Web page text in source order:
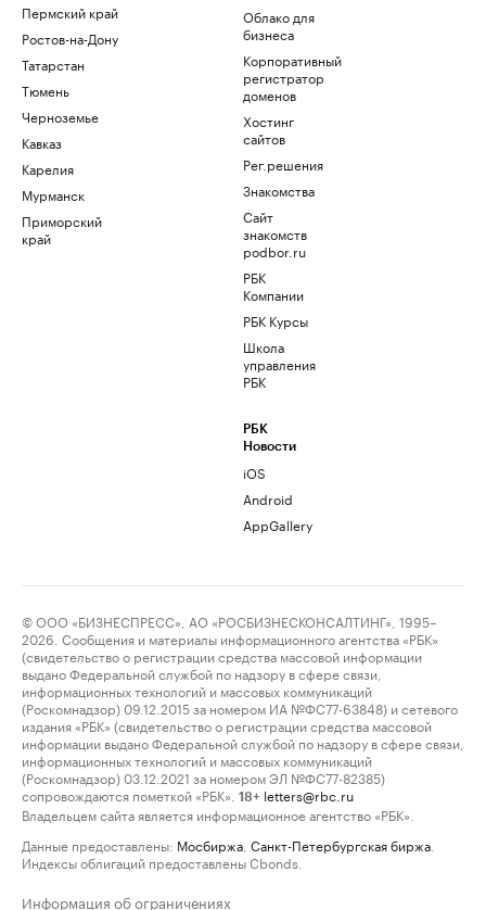
Пермский край
Ростов-на-Дону
Татарстан
Тюмень
Черноземье
Кавказ
Карелия
Мурманск
Приморский
край
Облако для
бизнеса
Корпоративный
регистратор
доменов
Хостинг
сайтов
Рег.решения
Знакомства
Сайт
знакомств
podbor.ru
РБК
Компании
РБК Курсы
Школа
управления
РБК
РБК
Новости
iOS
Android
AppGallery
© ООО «БИЗНЕСПРЕСС», АО «РОСБИЗНЕСКОНСАЛТИНГ», 1995–
2026. Сообщения и материалы информационного агентства «РБК»
(свидетельство о регистрации средства массовой информации
выдано Федеральной службой по надзору в сфере связи,
информационных технологий и массовых коммуникаций
(Роскомнадзор) 09.12.2015 за номером ИА №ФС77-63848) и сетевого
издания «РБК» (свидетельство о регистрации средства массовой
информации выдано Федеральной службой по надзору в сфере связи,
информационных технологий и массовых коммуникаций
(Роскомнадзор) 03.12.2021 за номером ЭЛ №ФС77-82385)
сопровождаются пометкой «РБК».
18+ letters@rbc.ru
Владельцем сайта является информационное агентство «РБК».
Данные предоставлены: Мосбиржа Санкт-Петербургская биржа
Индексы облигаций предоставлены Cbonds.
Информация об ограничениях